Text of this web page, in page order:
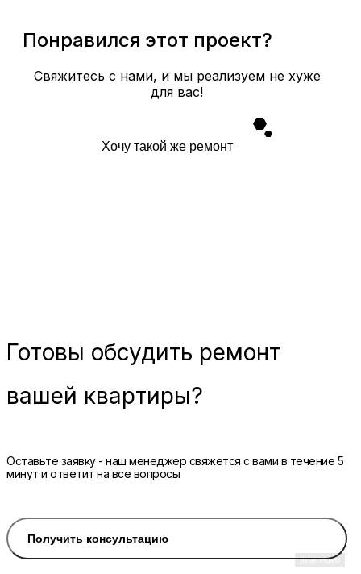
Понравился этот проект?
Свяжитесь с нами, и мы реализуем не хуже
для вас!
Хочу такой же ремонт
Готовы обсудить ремонт
вашей квартиры?
Оставьте заявку - наш менеджер свяжется с вами в течение 5
минут и ответит на все вопросы
Получить консультацию